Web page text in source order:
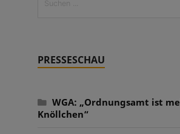
PRESSESCHAU
WGA: „Ordnungsamt ist
Knöllchen“